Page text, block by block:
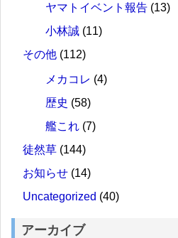
ヤマトイベント報告 (13)
小林誠 (11)
その他 (112)
メカコレ (4)
歴史 (58)
艦これ (7)
徒然草 (144)
お知らせ (14)
Uncategorized (40)
アーカイブ